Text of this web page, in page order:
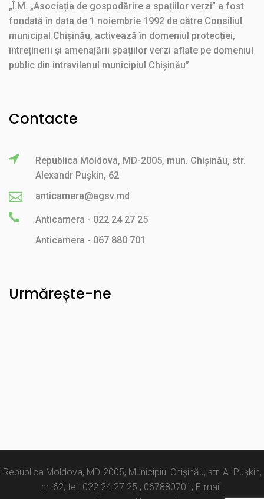
„Î.M. „Asociația de gospodărire a spațiilor verzi” a fost
fondată în data de 1 noiembrie 1992 de către Consiliul
municipal Chișinău, activează în domeniul protecției,
întreținerii și amenajării spațiilor verzi aflate pe domeniul
public din intravilanul municipiul Chișinău”
Contacte
Republica Moldova, MD-2005, mun. Chișinău, str.
Alexandr Pușkin, 62
anticamera@agsv.md
Anticamera - 022 24 27 25
Anticamera - 067 880 701
Urmărește-ne
Republica Moldova, MD-2005, Municipiul Chișinău, str. A. Pușkin,
nr. 62, tel. 022 24 27 25 , 067880701, E-mail: